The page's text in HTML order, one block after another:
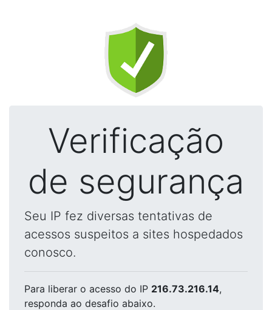
Verificação
de segurança
Seu IP fez diversas tentativas de
acessos suspeitos a sites hospedados
conosco.
Para liberar o acesso do IP 216.73.216.14,
responda ao desafio abaixo.